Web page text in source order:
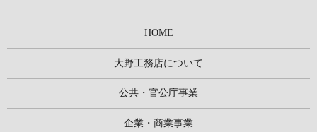
HOME
大野工務店について
公共・官公庁事業
企業・商業事業